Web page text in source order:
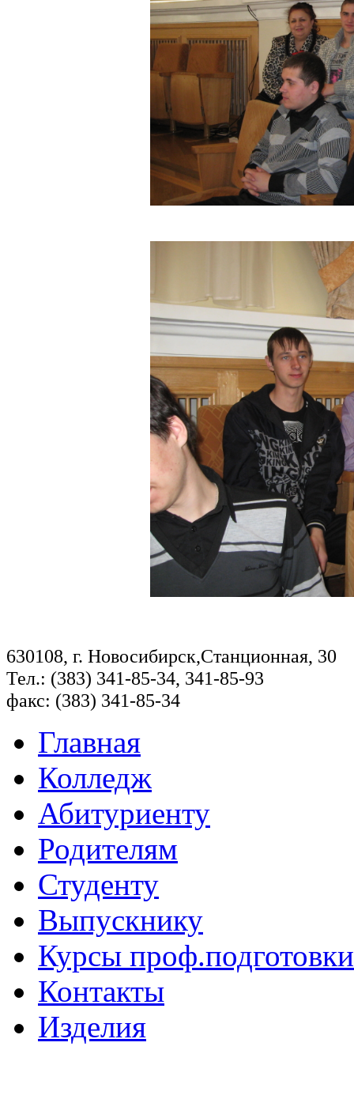
630108, г. Новосибирск,Станционная, 30
Тел.: (383) 341-85-34, 341-85-93
факс: (383) 341-85-34
Главная
Колледж
Абитуриенту
Родителям
Студенту
Выпускнику
Курсы проф.подготовки
Контакты
Изделия